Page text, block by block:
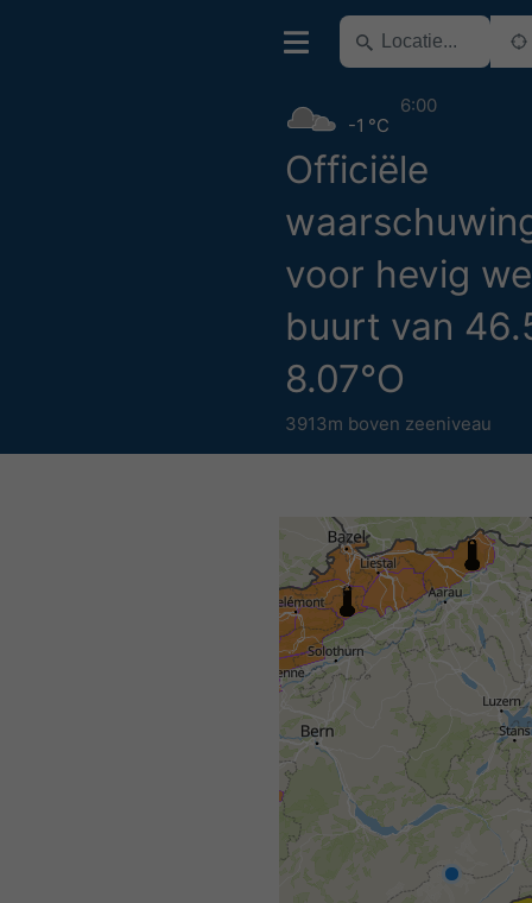
Officiële
voor hevig
buurt van
8.07°O
3913m boven zeeniveau
-1 °C
6:00